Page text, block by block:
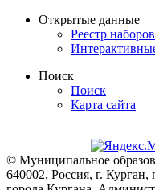
Открытые данные
Реестр
Поиск
Поиск
Карта сайта
© Муниципальное
640002, Россия, г.